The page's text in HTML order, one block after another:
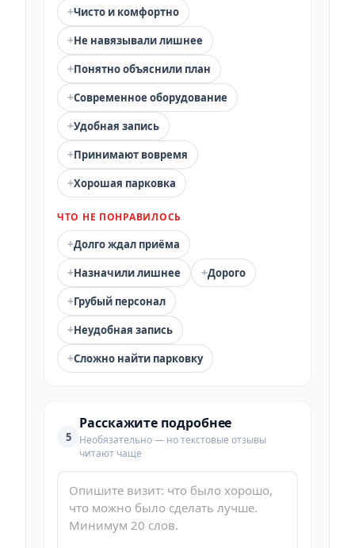
+Чисто и комфортно
+Не навязывали лишнее
+Понятно объяснили план
+Современное оборудование
+Удобная запись
+Принимают вовремя
+Хорошая парковка
ЧТО НЕ ПОНРАВИЛОСЬ
+Долго ждал приёма
+Назначили лишнее +Дорого
+Грубый персонал
+Неудобная запись
+Сложно найти парковку
5
Расскажите подробнее
Необязательно — но текстовые отзывы
читают чаще